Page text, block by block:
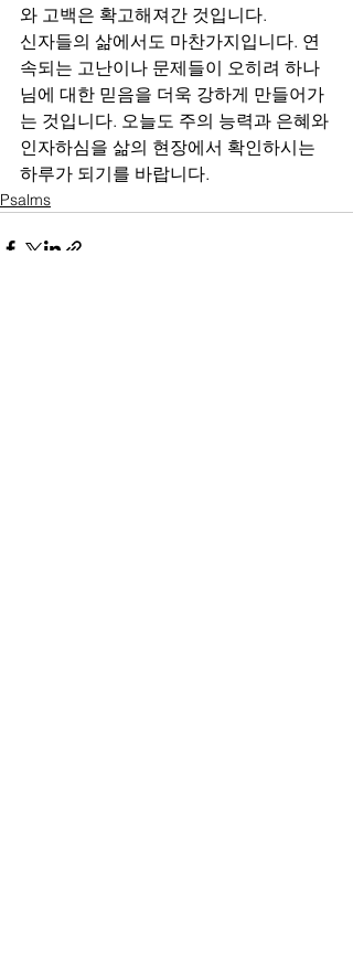
와 고백은 확고해져간 것입니다.
신자들의 삶에서도 마찬가지입니다. 연
속되는 고난이나 문제들이 오히려 하나
님에 대한 믿음을 더욱 강하게 만들어가
는 것입니다. 오늘도 주의 능력과 은혜와
인자하심을 삶의 현장에서 확인하시는
하루가 되기를 바랍니다.
Psalms